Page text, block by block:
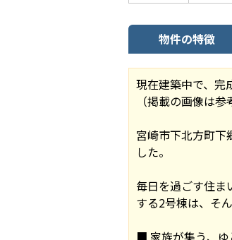
物件の特徴
現在建築中で、完
（掲載の画像は参
宮崎市下北方町下
した。
毎日を過ごす住ま
する2号棟は、そ